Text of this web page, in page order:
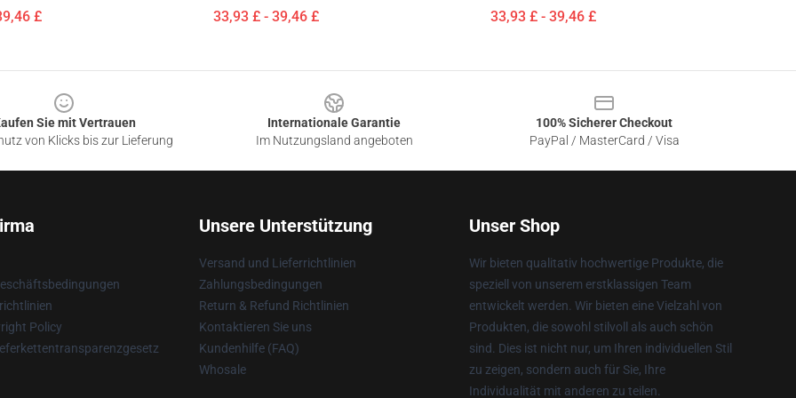
£ 33,93 £ - 39,46 £ 33,93 £ - 39,46 £
Sie mit Vertrauen
von Klicks bis zur Lieferung
Internationale Garantie
Im Nutzungsland angeboten
100% Sicherer Checkout
PayPal / MasterCard / Visa
Policy
Unsere Unterstützung
Versand und Lieferrichtlinien
Zahlungsbedingungen
Return & Refund Richtlinien
Kontaktieren Sie uns
Kundenhilfe (FAQ)
Whosale
Unser Shop
Wir bieten qualitativ hochwertige Produkte, die
speziell von unserem erstklassigen Team
entwickelt werden. Wir bieten eine Vielzahl von
Produkten, die sowohl stilvoll als auch schön
sind. Dies ist nicht nur, um Ihren individuellen Stil
zu zeigen, sondern auch für Sie, Ihre
Individualität mit anderen zu teilen.